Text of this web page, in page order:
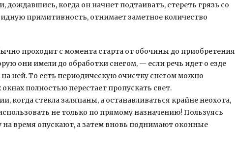
дождавшись, когда он начнет подтаивать, стереть грязь со
примитивность, отнимает заметное количество
проходит с момента старта от обочины до приобретения
они имели до обработки снегом, — если речь идет о езде
ней. То есть периодическую очистку снегом можно
полностью перестает пропускать свет.
когда стекла заляпаны, а останавливаться крайне неохота,
не только по прямому назначению! Пользуясь
на время опускают, а затем вновь поднимают оконные